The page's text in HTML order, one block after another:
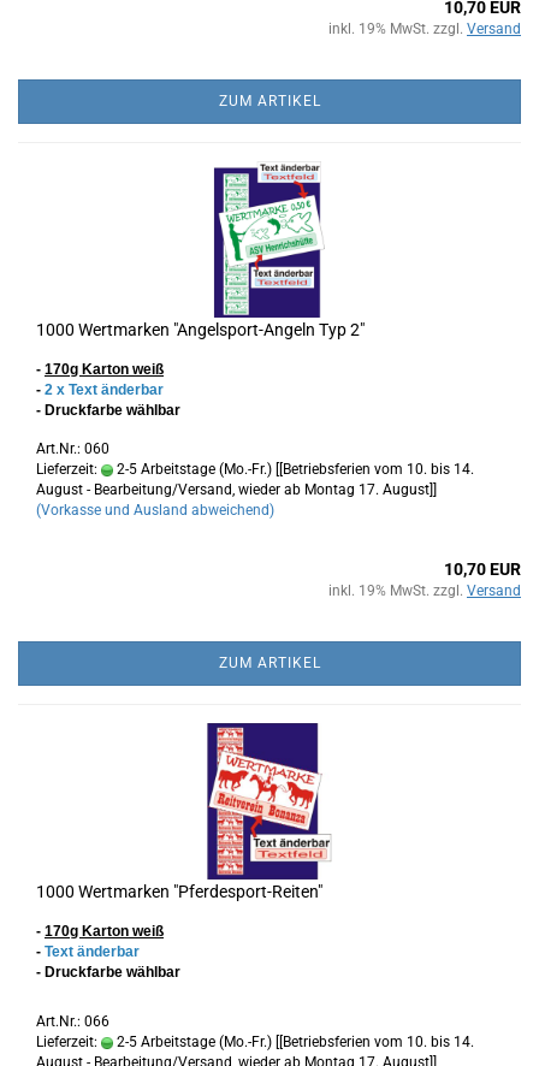
10,70 EUR
inkl. 19% MwSt. zzgl. Versand
ZUM ARTIKEL
1000 Wertmarken "Angelsport-Angeln Typ 2"
- 170g Karton weiß
- 2 x Text änderbar
- Druckfarbe wählbar
Art.Nr.: 060
Lieferzeit:
2-5 Arbeitstage (Mo.-Fr.) [[Betriebsferien vom 10. bis 14.
August - Bearbeitung/Versand, wieder ab Montag 17. August]]
(Vorkasse und Ausland abweichend)
10,70 EUR
inkl. 19% MwSt. zzgl. Versand
ZUM ARTIKEL
1000 Wertmarken "Pferdesport-Reiten"
- 170g Karton weiß
- Text änderbar
- Druckfarbe wählbar
Art.Nr.: 066
Lieferzeit:
2-5 Arbeitstage (Mo.-Fr.) [[Betriebsferien vom 10. bis 14.